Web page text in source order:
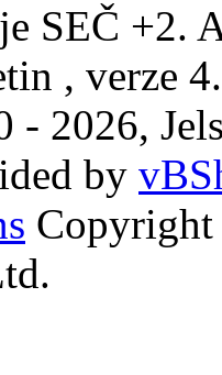
SEČ +2.
, verze
- 2026,
by